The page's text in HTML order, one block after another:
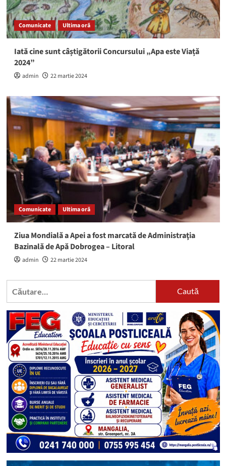
Comunicate Ultima oră
Iată cine sunt câștigătorii Concursului „Apa este Viață
2024”
admin 22 martie 2024
Comunicate Ultima oră
Ziua Mondială a Apei a fost marcată de Administraţia
Bazinală de Apă Dobrogea – Litoral
admin 22 martie 2024